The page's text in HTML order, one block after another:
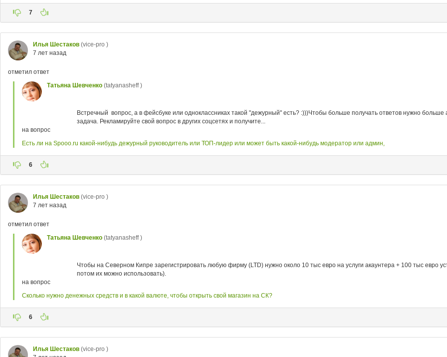
7
Илья Шестаков (vice-pro )
7 лет назад
отметил ответ
Татьяна Шевченко (tatyanasheff )
Встречный вопрос, а в фейсбуке или одноклассниках такой "дежурный" есть? :)))Чтобы больше получать ответов нужно
задача. Рекламируйте свой вопрос в других соцсетях и получите...
на вопрос
Есть ли на Spooo.ru какой-нибудь дежурный руководитель или ТОП-лидер или может быть какой-нибудь модератор или админ,
6
Илья Шестаков (vice-pro )
7 лет назад
отметил ответ
Татьяна Шевченко (tatyanasheff )
Чтобы на Северном Кипре зарегистрировать любую фирму (LTD) нужно около 10 тыс евро на услуги акаунтера + 100 тыс евро
потом их можно использовать).
на вопрос
Сколько нужно денежных средств и в какой валюте, чтобы открыть свой магазин на СК?
6
Илья Шестаков (vice-pro )